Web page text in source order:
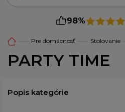
98%
Pre domácnosť Stolovanie
PARTY TIME
Popis kategórie